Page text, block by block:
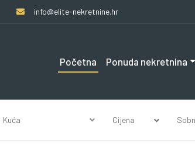
info@elite-nekretnine.hr
Početna Ponuda nekretnina
Kuća Cijena